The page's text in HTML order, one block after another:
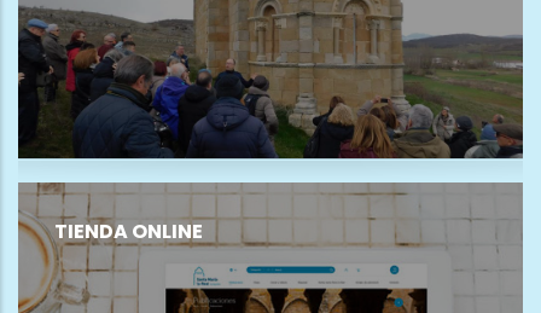
TIENDA ONLINE